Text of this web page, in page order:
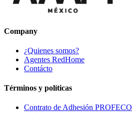
Company
¿Quienes somos?
Agentes RedHome
Contácto
Términos y políticas
Contrato de Adhesión PROFECO